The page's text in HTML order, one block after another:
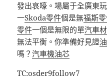
發出哀嚎。場屬于全廣東
一Skoda零件個是無福斯
零件一個是無限的單汽車
無法平衡。你準備好見證
嗎？汽車機油芯
TC:osder9follow7